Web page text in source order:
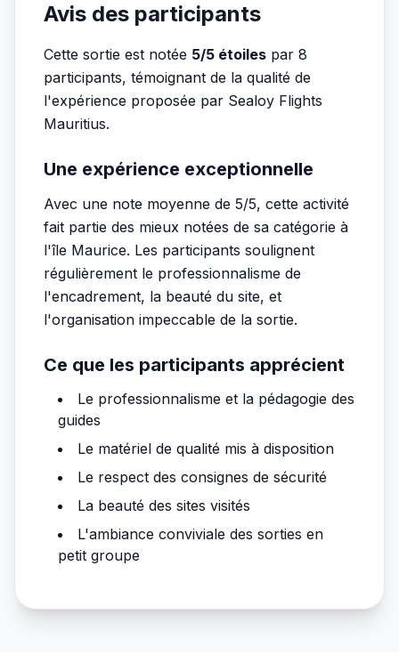
Avis des participants
Cette sortie est notée 5/5 étoiles par 8
participants, témoignant de la qualité de
l'expérience proposée par Sealoy Flights
Mauritius.
Une expérience exceptionnelle
Avec une note moyenne de 5/5, cette activité
fait partie des mieux notées de sa catégorie à
l'île Maurice. Les participants soulignent
régulièrement le professionnalisme de
l'encadrement, la beauté du site, et
l'organisation impeccable de la sortie.
Ce que les participants apprécient
Le professionnalisme et la pédagogie des
guides
Le matériel de qualité mis à disposition
Le respect des consignes de sécurité
La beauté des sites visités
L'ambiance conviviale des sorties en
petit groupe